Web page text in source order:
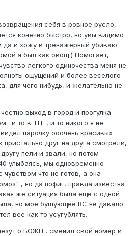
себя в ровное русло,
конечно быстро, но увы видимо
да и хожу в тренажерный убиваю
я был как овощ ) Помогает,
легкого одиночества меня не
ощущений и более веселого
для чего нибудь, и желательно не
выход в город и прогулка
. и то в ТЦ , и то никого я не
парочку ооочень красивых
друг на друга смотрели,
пели и звали, но потом
улыбаясь, мы одновременно
что не готов, а она
, но да пофиг, правда известна
же ситуация была еще с одной
но мое бушующее ВС не давало
все как то усугублять.
о БОЖП , сменил свой номер и